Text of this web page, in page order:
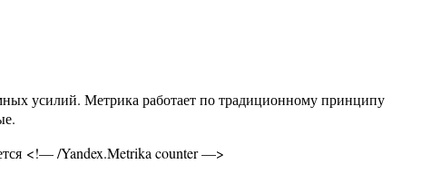
усилий. Метрика работает по традиционному принципу
<!— /Yandex.Metrika counter —>